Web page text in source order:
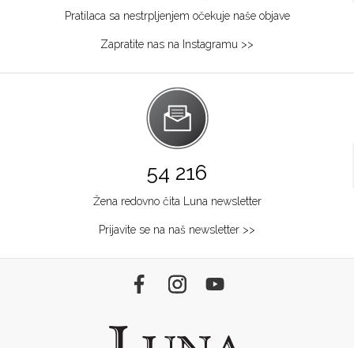
Pratilaca sa nestrpljenjem očekuje naše objave
Zapratite nas na Instagramu >>
54 216
Žena redovno čita Luna newsletter
Prijavite se na naš newsletter >>